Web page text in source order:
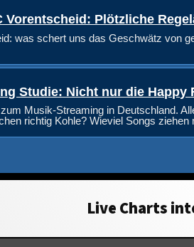
Vorentscheid: Plötzliche
was schert uns das Geschwätz von
Studie: Nicht nur die Happy
Musik-Streaming in Deutschland.
richtig Kohle? Wieviel Songs ziehen
Live Charts